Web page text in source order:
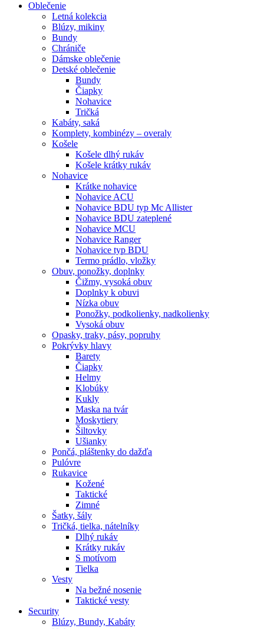
Oblečenie
Letná kolekcia
Blúzy, mikiny
Bundy
Chrániče
Dámske oblečenie
Detské oblečenie
Bundy
Čiapky
Nohavice
Tričká
Kabáty, saká
Komplety, kombinézy – overaly
Košele
Košele dlhý rukáv
Košele krátky rukáv
Nohavice
Krátke nohavice
Nohavice ACU
Nohavice BDU typ Mc Allister
Nohavice BDU zateplené
Nohavice MCU
Nohavice Ranger
Nohavice typ BDU
Termo prádlo, vložky
Obuv, ponožky, doplnky
Čižmy, vysoká obuv
Doplnky k obuvi
Nízka obuv
Ponožky, podkolienky, nadkolienky
Vysoká obuv
Opasky, traky, pásy, popruhy
Pokrývky hlavy
Barety
Čiapky
Helmy
Klobúky
Kukly
Maska na tvár
Moskytiery
Šiltovky
Ušianky
Pončá, pláštenky do dažďa
Pulóvre
Rukavice
Kožené
Taktické
Zimné
Šatky, šály
Tričká, tielka, nátelníky
Dlhý rukáv
Krátky rukáv
S motívom
Tielka
Vesty
Na bežné nosenie
Taktické vesty
Security
Blúzy, Bundy, Kabáty